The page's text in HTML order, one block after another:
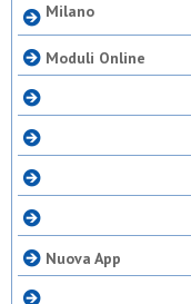
Milano
Moduli Online
Nuova App